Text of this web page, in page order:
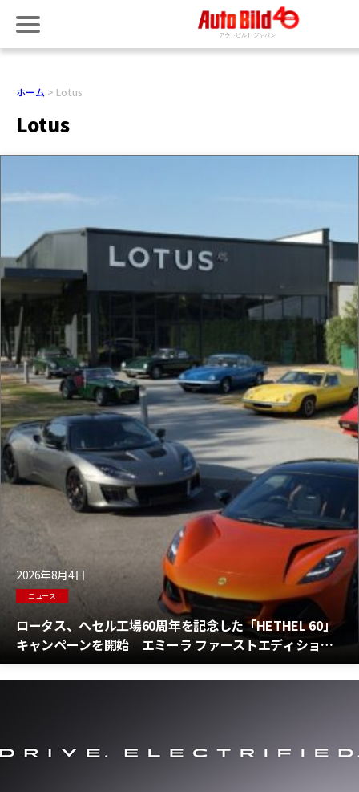
ホーム Lotus
Lotus
2026年8月4日
ニュース
ロータス、ヘセル工場60周年を記念した「HETHEL 60」
キャンペーンを開始 エミーラ ファーストエディション
を限定10台特別サポート